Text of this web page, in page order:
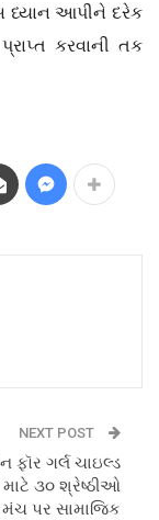
ધ્યાન આપીને દરેક
કરવાની તક
NEXT POST
ફૉર ગર્લ ચાઇલ્ડ
માટે ૩૦ શ્રેષ્ઠીઓ
પર સામાજિક